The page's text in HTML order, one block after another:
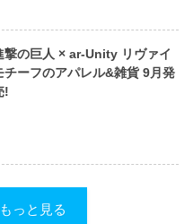
撃の巨人 × ar-Unity リヴァイ
チーフのアパレル&雑貨 9月発
!
っと見る